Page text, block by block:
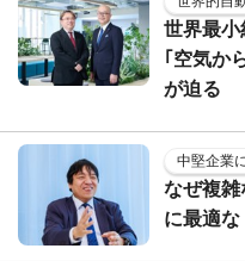
世界最
｢空気か
が迫る
中堅企業
なぜ複
に最適